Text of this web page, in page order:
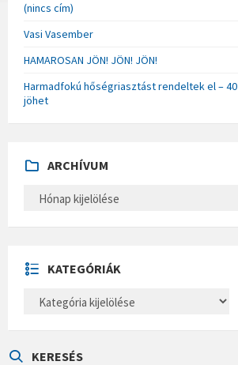
(nincs cím)
Vasi Vasember
HAMAROSAN JÖN! JÖN! JÖN!
Harmadfokú hőségriasztást rendeltek el –
jöhet
ARCHÍVUM
H
U
M
KATEGÓRIÁK
E
KERESÉS